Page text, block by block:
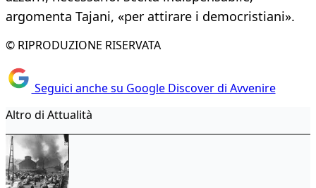
argomenta Tajani, «per attirare i democristiani».
© RIPRODUZIONE RISERVATA
Seguici anche su Google Discover di Avvenire
Altro di Attualità